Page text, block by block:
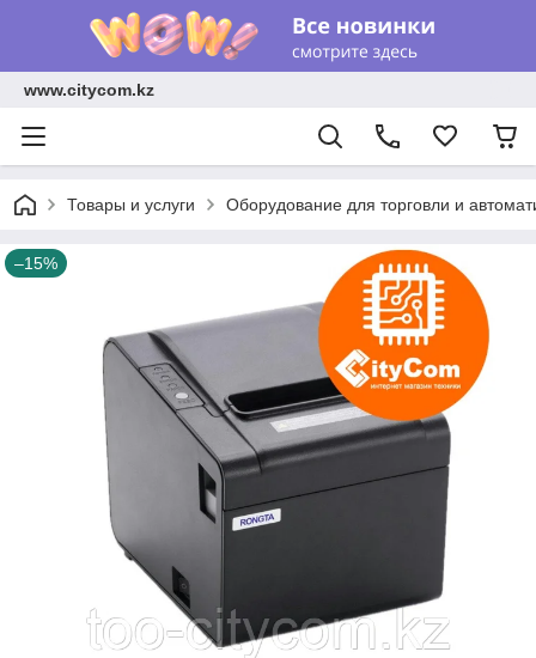
www.citycom.kz
Товары и услуги Оборудование для торговли и
–15%